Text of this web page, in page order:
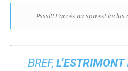
Psssit! L’accès au spa est
BREF, L’ESTRIMONT